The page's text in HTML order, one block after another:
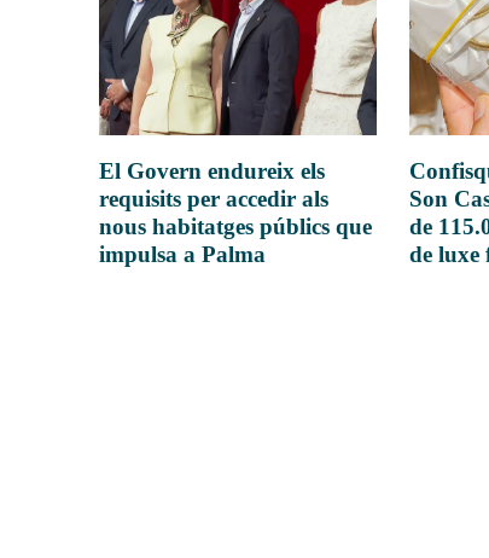
El Govern endureix els
requisits per accedir als
nous habitatges públics que
impulsa a Palma
Son
de
de luxe